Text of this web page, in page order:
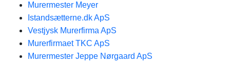
Murermester Meyer
Istandsætterne.dk ApS
Vestjysk Murerfirma ApS
Murerfirmaet TKC ApS
Murermester Jeppe Nørgaard ApS